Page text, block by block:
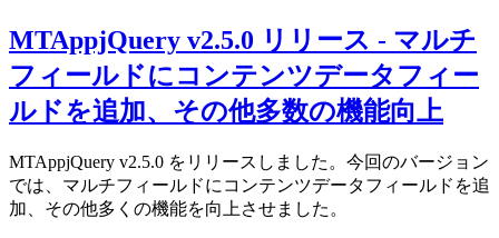
MTAppjQuery v2.5.0 リリース - マルチ
フィールドにコンテンツデータフィー
ルドを追加、その他多数の機能向上
MTAppjQuery v2.5.0 をリリースしました。今回のバージョン
では、マルチフィールドにコンテンツデータフィールドを追
加、その他多くの機能を向上させました。